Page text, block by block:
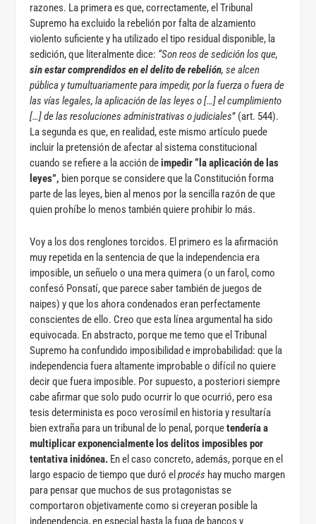
razones. La primera es que, correctamente, el Tribunal
Supremo ha excluido la rebelión por falta de alzamiento
violento suficiente y ha utilizado el tipo residual disponible, la
sedición, que literalmente dice: “Son reos de sedición los que,
sin estar comprendidos en el delito de rebelión, se alcen
pública y tumultuariamente para impedir, por la fuerza o fuera de
las vías legales, la aplicación de las leyes o […] el cumplimiento
[…] de las resoluciones administrativas o judiciales” (art. 544).
La segunda es que, en realidad, este mismo artículo puede
incluir la pretensión de afectar al sistema constitucional
cuando se refiere a la acción deimpedir “la aplicación de las
leyes”, bien porque se considere que la Constitución forma
parte de las leyes, bien al menos por la sencilla razón de que
quien prohíbe lo menos también quiere prohibir lo más.
Voy a los dos renglones torcidos. El primero es la afirmación
muy repetida en la sentencia de que la independencia era
imposible, un señuelo o una mera quimera (o un farol, como
confesó Ponsatí, que parece saber también de juegos de
naipes) y que los ahora condenados eran perfectamente
conscientes de ello. Creo que esta línea argumental ha sido
equivocada. En abstracto, porque me temo que el Tribunal
Supremo ha confundido imposibilidad e improbabilidad: que la
independencia fuera altamente improbable o difícil no quiere
decir que fuera imposible. Por supuesto, a posteriori siempre
cabe afirmar que solo pudo ocurrir lo que ocurrió, pero esa
tesis determinista es poco verosímil en historia y resultaría
bien extraña para un tribunal de lo penal, porquetendería a
multiplicar exponencialmente los delitos imposibles por
tentativa inidónea. En el caso concreto, además, porque en el
largo espacio de tiempo que duró elprocés hay mucho margen
para pensar que muchos de sus protagonistas se
comportaron objetivamente como si creyeran posible la
independencia, en especial hasta la fuga de bancos y